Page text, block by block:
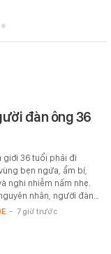
đàn ông 36
giới 36 tuổi phải đi
bẹn ngứa, ẩm bí,
nghi nhiễm nấm nhẹ.
nhân, người đàn…
- 7 giờ trước